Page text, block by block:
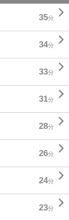
35分 
34分 
33分 
31分 
28分 
26分 
24分 
23分 